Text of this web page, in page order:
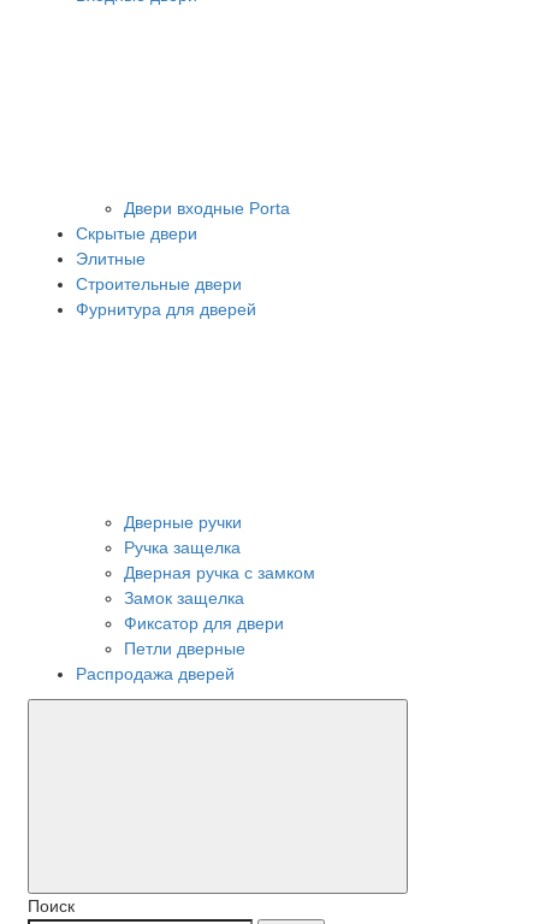
Двери входные Porta
Скрытые двери
Элитные
Строительные двери
Фурнитура для дверей
Дверные ручки
Ручка защелка
Дверная ручка с замком
Замок защелка
Фиксатор для двери
Петли дверные
Распродажа дверей
Поиск